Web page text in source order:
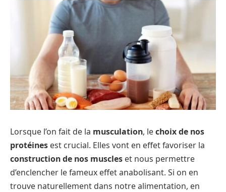
Lorsque l’on fait de la musculation, lechoix de nos
protéines est crucial. Elles vont en effet favoriser la
construction de nos muscles et nous permettre
d’enclencher le fameux effet anabolisant. Si on en
trouve naturellement dans notre alimentation, en